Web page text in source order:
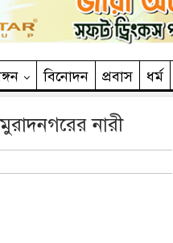
বিনোদন প্রবাস ধর্ম
নারী